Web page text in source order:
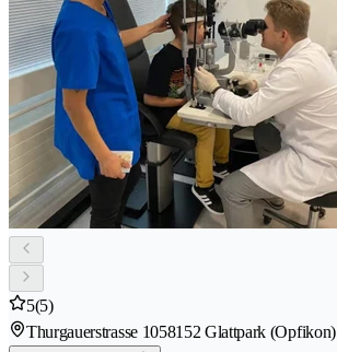
5(5)
Thurgauerstrasse 1058152 Glattpark (Opfikon)